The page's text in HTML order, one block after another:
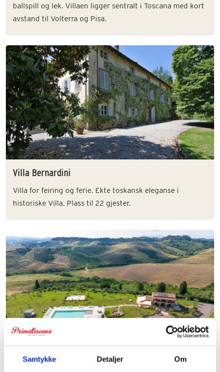
Samtykke Detaljer Om
ballspill og lek. Villaen ligger sentralt i Toscana med kort
avstand til Volterra og Pisa.
Villa Bernardini
Villa for feiring og ferie. Ekte toskansk eleganse i
historiske Villa. Plass til 22 gjester.
Villa Tosca